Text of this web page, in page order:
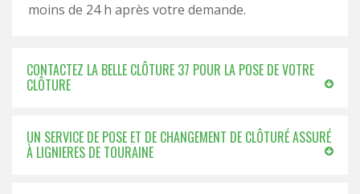
moins de 24 h après votre demande.
CONTACTEZ LA BELLE CLÔTURE 37 POUR LA POSE DE VOTRE
CLÔTURE
UN SERVICE DE POSE ET DE CHANGEMENT DE CLÔTURÉ ASSURÉ
À LIGNIERES DE TOURAINE